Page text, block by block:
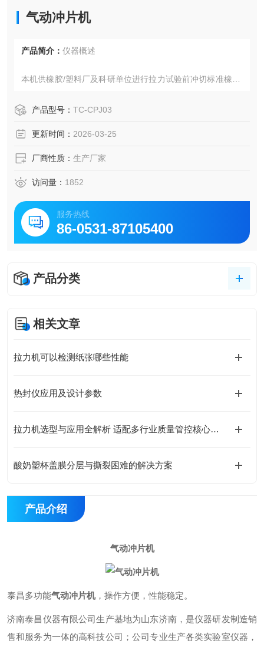
气动冲片机
产品简介： 仪器概述
本机供橡胶/塑料厂及科研单位进行拉力试验前冲切标准橡胶/
1、冲切行程 80mm
3、外形尺寸 350mm×250mm×700mm
产品型号： TC-CPJ03
更新时间： 2026-03-25
厂商性质： 生产厂家
访问量： 1852
服务热线
86-0531-87105400
产品分类
相关文章
拉力机可以检测纸张哪些性能
热封仪应用及设计参数
拉力机选型与应用全解析 适配多行业质量管控核心需求
酸奶塑杯盖膜分层与撕裂困难的解决方案
产品介绍
气动冲片机
泰昌多功能气动冲片机，操作方便，性能稳定。
济南泰昌仪器有限公司生产基地为山东济南，是仪器研发制造销
售和服务为一体的高科技公司；公司专业生产各类实验室仪器，